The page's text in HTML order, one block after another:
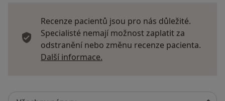
Recenze pacientů jsou pro nás důležité.
Specialisté nemají možnost zaplatit za
odstranění nebo změnu recenze pacienta.
Další informace.